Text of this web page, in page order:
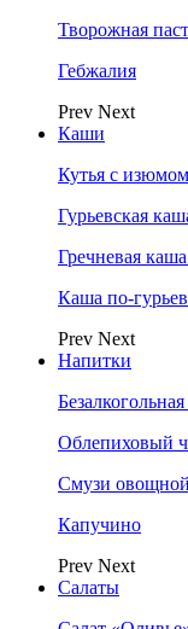
Творожная
Гебжалия
Prev Next
Каши
Кутья с изюмом
Гурьевская
Гречневая
Каша по-
Prev Next
Напитки
Облепиховый
Смузи овощной
Капучино
Prev Next
Салаты